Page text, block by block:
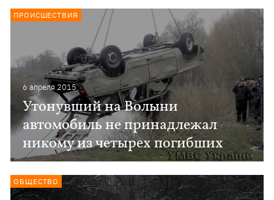
6 апреля 2015
Утонувший на Волыни
автомобиль не принадлежал
никому из четырех погибших
ПРОИСШЕСТВИЯ
ОБЩЕСТВО